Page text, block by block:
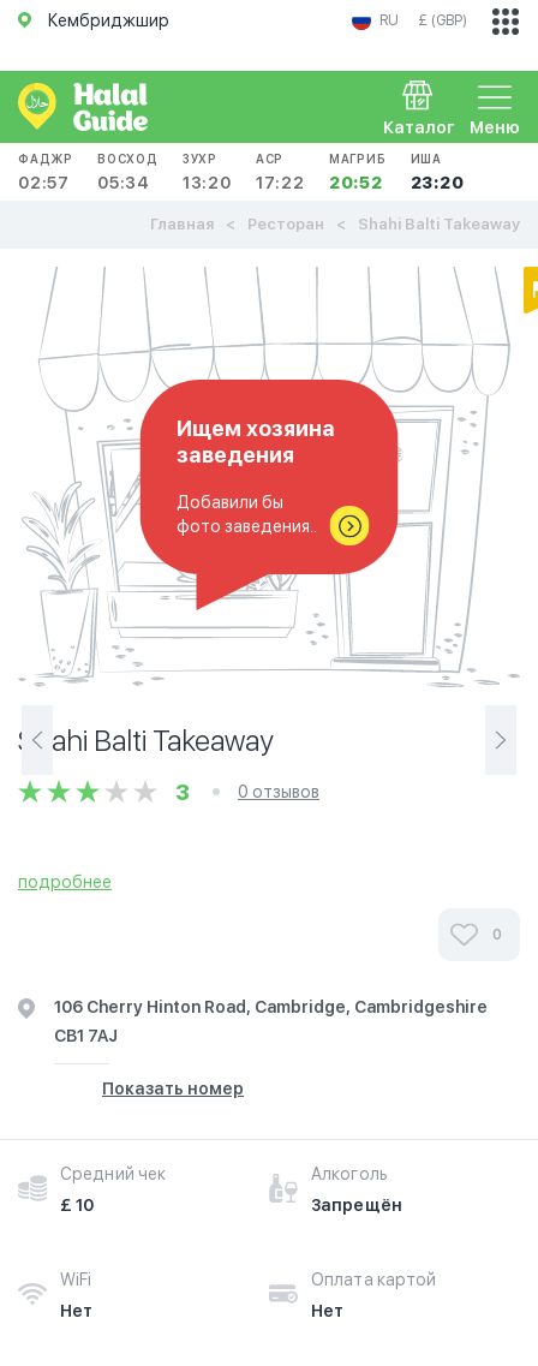
Кембриджшир RU £ (GBP)
Меню
Каталог
ФАДЖР
02:57
ВОСХОД
05:34
ЗУХР
13:20
АСР
17:22
МАГРИБ
20:52
ИША
23:20
Главная Ресторан Shahi Balti Takeaway
Ищем хозяина
заведения
Добавили бы
фото заведения..
Shahi Balti Takeaway
3 0 отзывов
подробнее
0
106 Cherry Hinton Road, Cambridge, Cambridgeshire
CB1 7AJ
Показать номер
Средний чек
£ 10
Алкоголь
Запрещён
WiFi
Нет
Оплата картой
Нет